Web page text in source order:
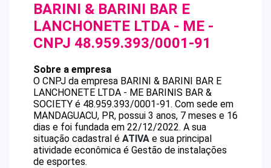
BARINI & BARINI BAR E
LANCHONETE LTDA - ME -
CNPJ 48.959.393/0001-91
Sobre a empresa
O CNPJ da empresa BARINI & BARINI BAR E
LANCHONETE LTDA - ME BARINIS BAR &
SOCIETY é 48.959.393/0001-91. Com sede em
MANDAGUACU, PR, possui 3 anos, 7 meses e 16
dias e foi fundada em 22/12/2022. A sua
situação cadastral é ATIVA e sua principal
atividade econômica é Gestão de instalações
de esportes.